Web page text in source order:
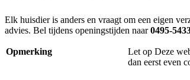
Elk huisdier is anders en vraagt om een eigen
advies. Bel tijdens openingstijden naar0495-
Opmerking
Let op Deze
dan eerst even